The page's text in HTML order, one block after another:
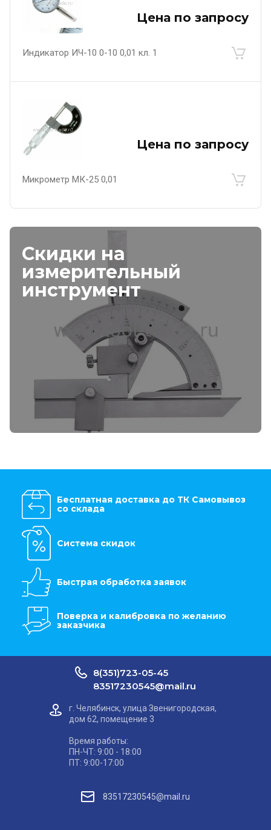
Цена по запросу
Индикатор ИЧ-10 0-10 0,01 кл. 1
Цена по запросу
Микрометр МК-25 0,01
Скидки на
измерительный
инструмент
Бесплатная доставка до ТК Самовывоз
со склада
Система скидок
Быстрая обработка заявок
Поверка и калибровка по желанию
заказчика
8(351)723-05-45
83517230545@mail.ru
г. Челябинск, улица Звенигородская,
дом 62, помещение 3
Время работы:
ПН-ЧТ: 9:00 - 18:00
ПТ: 9:00-17:00
83517230545@mail.ru